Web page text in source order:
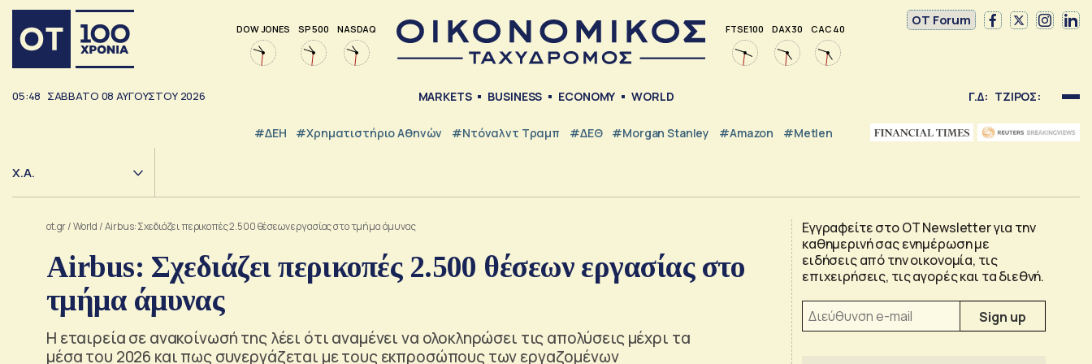
DOW JONES SP 500 NASDAQ FTSE 100 DAX 30 CAC 40
OT Forum
05:48 ΣΑΒΒΑΤΟ 08 ΑΥΓΟΥΣΤΟΥ 2026 MARKETS BUSINESS ECONOMY WORLD Γ.Δ: ΤΖΙΡΟΣ:
#ΔΕΗ #Χρηματιστήριο Αθηνών #Ντόναλντ Τραμπ #ΔΕΘ #Morgan Stanley #Amazon #Metlen
Χ.Α.
ot.gr/World /Airbus: Σχεδιάζει περικοπές 2.500 θέσεων εργασίας στο τμήμα άμυνας
Airbus: Σχεδιάζει περικοπές 2.500 θέσεων εργασίας στο
τμήμα άμυνας
Η εταιρεία σε ανακοίνωσή της λέει ότι αναμένει να ολοκληρώσει τις απολύσεις μέχρι τα
μέσα του 2026 και πως συνεργάζεται με τους εκπροσώπους των εργαζομένων
Εγγραφείτε στο OT Newsletter για την
καθημερινή σας ενημέρωση με
ειδήσεις από την οικονομία, τις
επιχειρήσεις, τις αγορές και τα διεθνή.